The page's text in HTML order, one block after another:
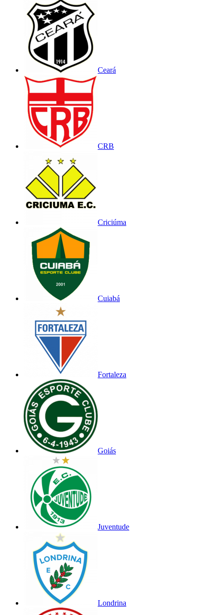
Ceará
CRB
Criciúma
Cuiabá
Fortaleza
Goiás
Juventude
Londrina